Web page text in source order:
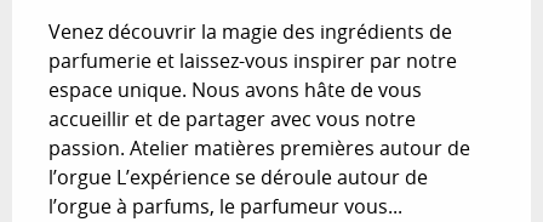
Venez découvrir la magie des ingrédients de
parfumerie et laissez-vous inspirer par notre
espace unique. Nous avons hâte de vous
accueillir et de partager avec vous notre
passion. Atelier matières premières autour de
l’orgue L’expérience se déroule autour de
l’orgue à parfums, le parfumeur vous...